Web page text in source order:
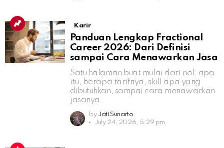
Karir
Panduan Lengkap Fractional
Career 2026: Dari Definisi
sampai Cara Menawarkan Jasa
Satu halaman buat mulai dari nol: apa
itu, berapa tarifnya, skill apa yang
dibutuhkan, sampai cara menawarkan
jasanya.
by Jati Sunarto
July 24, 2026, 5:29 pm